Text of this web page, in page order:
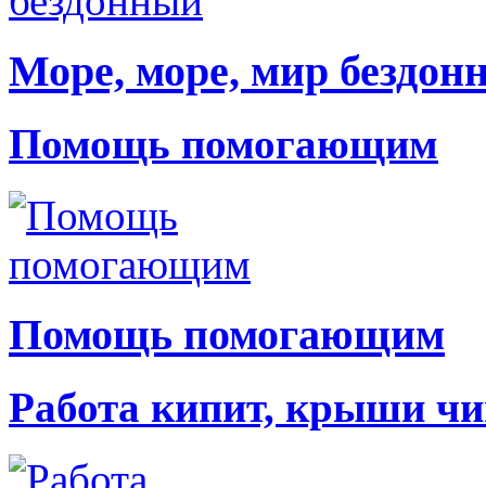
Море, море, мир
Помощь помогающим
Помощь помогающим
Работа кипит, крыши